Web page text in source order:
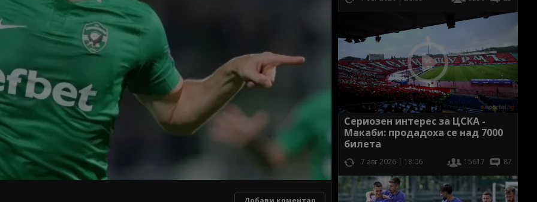
Сериозен интерес за ЦСКА -
Макаби: продадоха се над 7000
билета
7 авг 2026 | 18:06 15617 87